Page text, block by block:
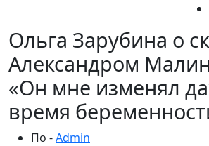
Ольга Зарубина о
Александром
«Он мне изменял
время
По -Admin